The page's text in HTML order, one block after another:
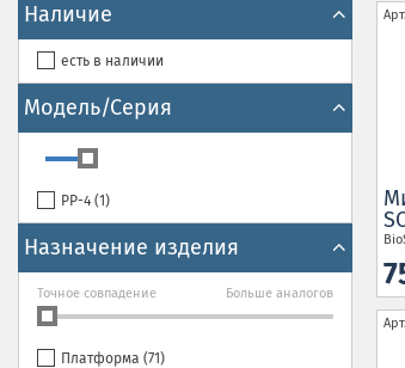
Наличие
есть в наличии
Модель/Серия
PP-4 (1 )
Назначение изделия
Больше аналогов
Точное совпадение
Платформа (71 )
Арт.
Арт.